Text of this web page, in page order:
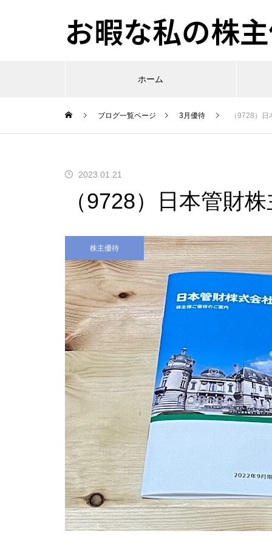
お暇な私の株
ホーム
ブログ一覧ページ 3月優待 （9728）
2023.01.21
（9728）日本管財
株主優待